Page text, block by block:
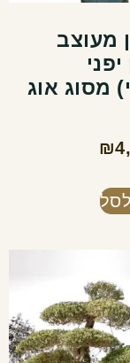
מעוצב
מסוג אוג
₪